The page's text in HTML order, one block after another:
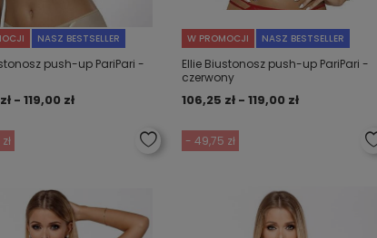
NASZ BESTSELLER
push-up PariPari -
- 119,00 zł
W PROMOCJI NASZ BESTSELLER
Ellie Biustonosz push-up PariPari -
czerwony
106,25 zł - 119,00 zł
- 49,75 zł